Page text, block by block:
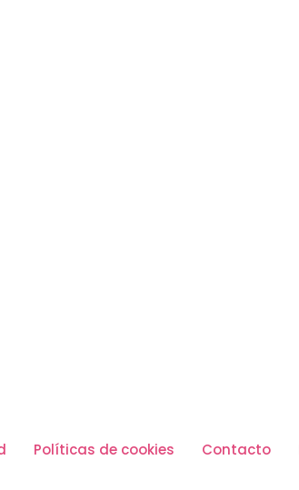
Políticas de cookies Contacto